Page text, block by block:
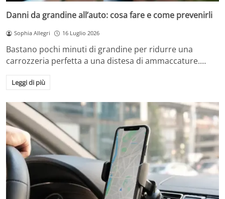
Danni da grandine all’auto: cosa fare e come prevenirli
Sophia Allegri 16 Luglio 2026
Bastano pochi minuti di grandine per ridurre una
carrozzeria perfetta a una distesa di ammaccature.…
Leggi di più